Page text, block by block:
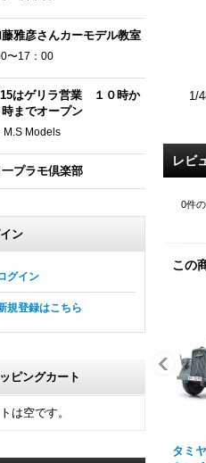
雅彦さんカーモデル教室
〜17：00
はゲリラ営業 １０時か
時までオープン
M.S Models
一プラモ倶楽部
ン
グイン
規登録はこちら
ピングカート
は空です。
1/
レビ
0件
この
タミ